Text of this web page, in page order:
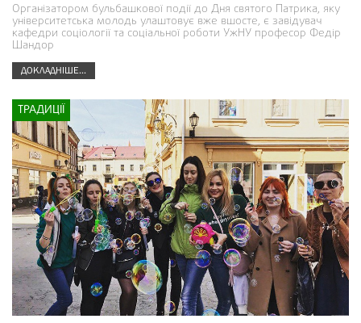
Організатором бульбашкової події до Дня святого Патрика, яку
університетська молодь улаштовує вже вшосте, є завідувач
кафедри соціології та соціальної роботи УжНУ професор Федір
Шандор
ДОКЛАДНІШЕ...
ТРАДИЦІЇ